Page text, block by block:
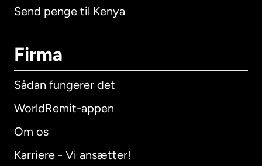
Send penge til Kenya
Firma
Sådan fungerer det
WorldRemit-appen
Om os
Karriere - Vi ansætter!